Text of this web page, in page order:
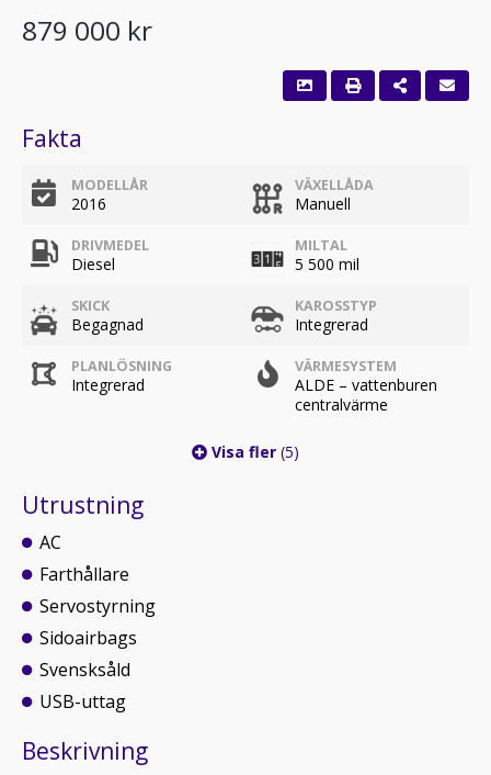
879 000 kr
Fakta
MODELLÅR
2016
VÄXELLÅDA
Manuell
DRIVMEDEL
Diesel
MILTAL
5 500 mil
SKICK
Begagnad
KAROSSTYP
Integrerad
PLANLÖSNING
Integrerad
VÄRMESYSTEM
ALDE – vattenburen
centralvärme
Visa fler (5)
Utrustning
AC
Farthållare
Servostyrning
Sidoairbags
Svensksåld
USB-uttag
Beskrivning